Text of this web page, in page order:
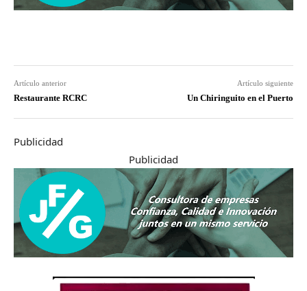
Artículo anterior
Restaurante RCRC
Artículo siguiente
Un Chiringuito en el Puerto
Publicidad
Publicidad